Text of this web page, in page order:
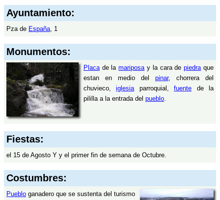
Ayuntamiento:
Pza de España, 1
Monumentos:
Placade lamariposay la cara depiedraque
estan en medio del pinar, chorrera del
chuvieco,iglesiaparroquial,fuente de la
pililla a la entrada del pueblo.
Fiestas:
el 15 de Agosto Y y el primer fin de semana de Octubre.
Costumbres:
Pueblo ganadero que se sustenta del turismo